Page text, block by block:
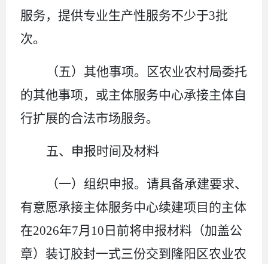
服务，提供专业生产性服务不少于3批
次。
（五）其他事项。
区农业农村局委托
的其他事项，或主体服务中心承接主体自
行扩展的合法市场服务。
五、申报时间及材料
（一）组织申报。 请具备承建要求、
有意愿承接主体服务中心续建项目 的主体
在2026年7月 10 日前将申报材料（加盖公
章）装订胶封一式三份交到隆阳区农业农